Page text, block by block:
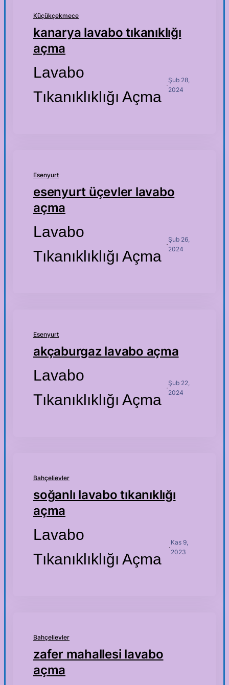
Küçükçekmece
kanarya lavabo tıkanıklığı
açma
Lavabo
Tıkanıklıklığı Açma
·
Şub 28,
2024
Esenyurt
esenyurt üçevler lavabo
açma
Lavabo
Tıkanıklıklığı Açma
·
Şub 26,
2024
Esenyurt
akçaburgaz lavabo açma
Lavabo
Tıkanıklıklığı Açma
·
Şub 22,
2024
Bahçelievler
soğanlı lavabo tıkanıklığı
açma
Lavabo
Tıkanıklıklığı Açma
·
Kas 9,
2023
Bahçelievler
zafer mahallesi lavabo
açma